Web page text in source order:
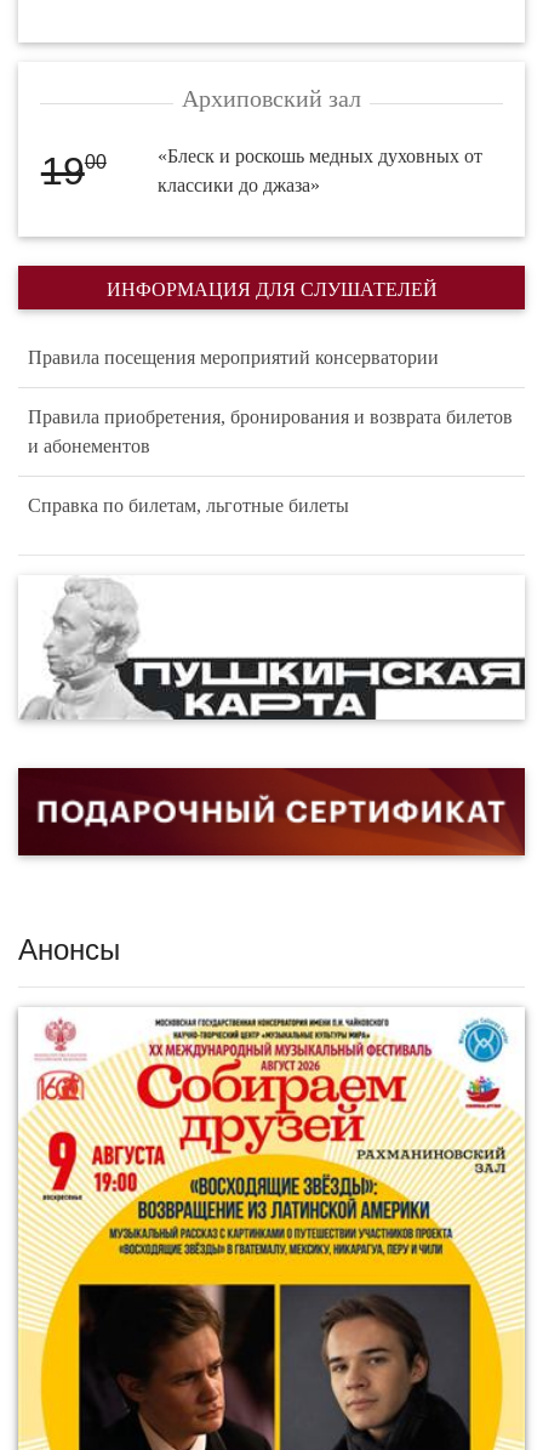
Архиповский зал
1900
«Блеск и роскошь медных духовных от
классики до джаза»
ИНФОРМАЦИЯ ДЛЯ СЛУШАТЕЛЕЙ
Правила посещения мероприятий консерватории
Правила приобретения, бронирования и возврата билетов
и абонементов
Справка по билетам, льготные билеты
Анонсы